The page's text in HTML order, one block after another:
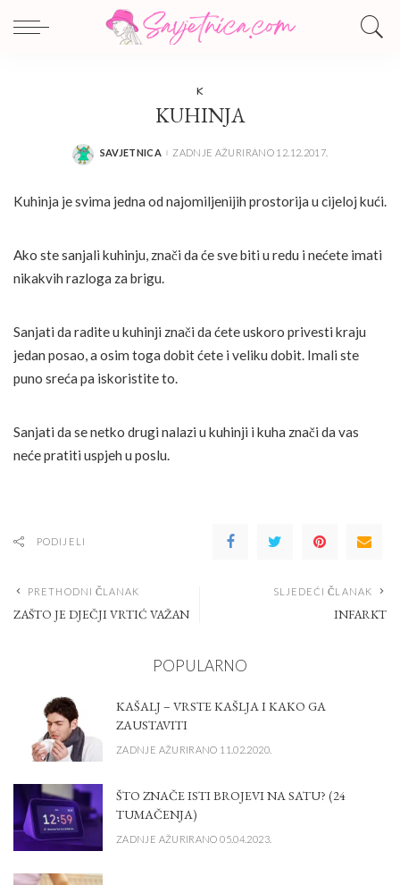
K
KUHINJA
POSTED
SAVJETNICA ZADNJE AŽURIRANO 12.12.2017.
Kuhinja je svima jedna od najomiljenijih prostorija u cijeloj kući.
Ako ste sanjali kuhinju, znači da će sve biti u redu i nećete imati
nikakvih razloga za brigu.
Sanjati da radite u kuhinji znači da ćete uskoro privesti kraju
jedan posao, a osim toga dobit ćete i veliku dobit. Imali ste
puno sreća pa iskoristite to.
Sanjati da se netko drugi nalazi u kuhinji i kuha znači da vas
neće pratiti uspjeh u poslu.
PODIJELI
PRETHODNI ČLANAK
ZAŠTO JE DJEČJI VRTIĆ VAŽAN
SLJEDEĆI ČLANAK
INFARKT
POPULARNO
KAŠALJ – VRSTE KAŠLJA I KAKO GA
ZAUSTAVITI
ZADNJE AŽURIRANO 11.02.2020.
ŠTO ZNAČE ISTI BROJEVI NA SATU? (24
TUMAČENJA)
ZADNJE AŽURIRANO 05.04.2023.